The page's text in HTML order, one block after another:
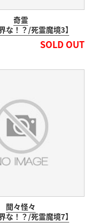
奇霊
な！？/死霊魔境3】
SOLD OUT
聞々怪々
な！？/死霊魔境7】